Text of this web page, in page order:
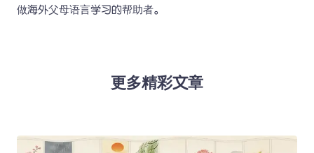
做海外父母语言学习的帮助者。
更多精彩文章